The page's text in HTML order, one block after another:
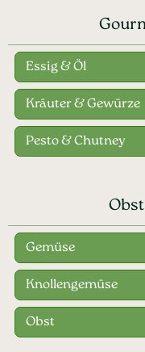
Essig & Öl
Kräuter & Gewürze
Pesto & Chutney
Gemüse
Knollengemüse
Obst